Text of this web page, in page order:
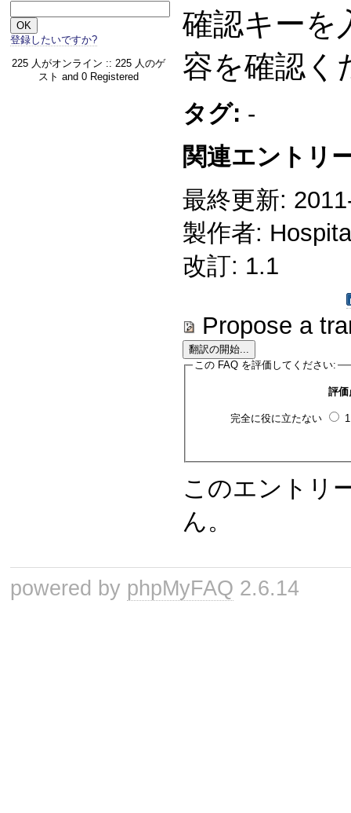
登録したいですか?
225 人がオンライン :: 225 人のゲ
スト and 0 Registered
確認キーを
容を確認く
タグ: -
関連エントリ
最終更新:
製作者:
改訂: 1.1
Propose a
この FAQ を評価してください:
評価
完全に役に立たない
このエントリ
ん。
powered by phpMyFAQ 2.6.14